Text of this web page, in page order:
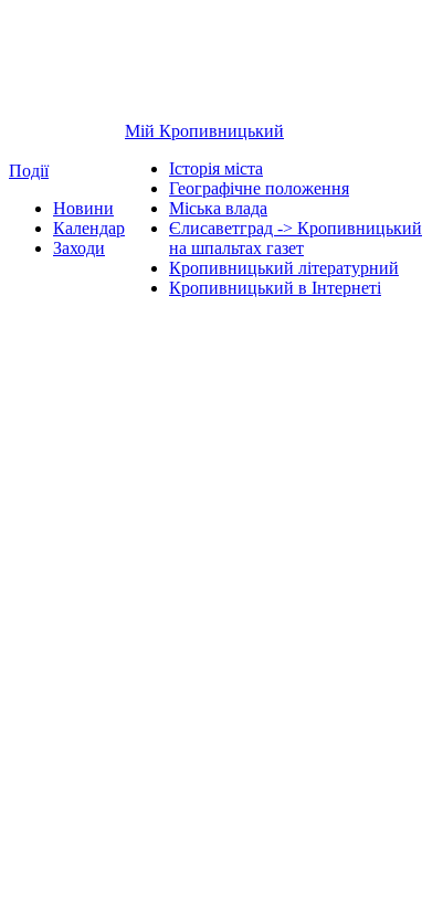
Події
Новини
Календар
Заходи
Мій Кропивницький
Історія міста
Географічне положення
Міська влада
Єлисаветград -> Кропивницький
на шпальтах газет
Кропивницький літературний
Кропивницький в Інтернеті